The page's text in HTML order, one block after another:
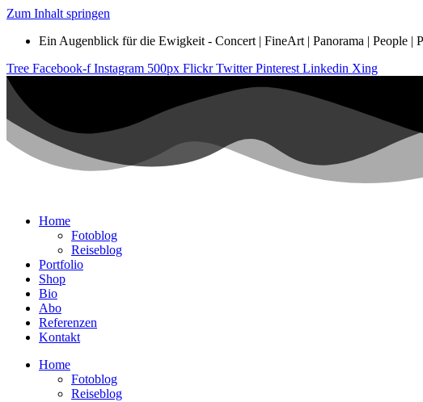
Zum Inhalt springen
Ein Augenblick für die Ewigkeit - Concert | FineArt | Panorama | People |
Tree Facebook-f Instagram 500px Flickr Twitter Pinterest Linkedin Xing
Home
Fotoblog
Reiseblog
Portfolio
Shop
Bio
Abo
Referenzen
Kontakt
Home
Fotoblog
Reiseblog